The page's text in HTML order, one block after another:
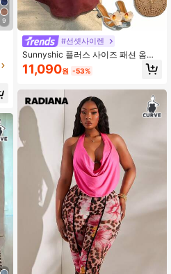
9
#선셋사이렌
Sunnyshic 플러스 사이즈 패션 옴브
레 카울 넥 탑과 피쉬 테일 스커트 2피
스 세트, 해변 휴가에 적합
11,090원 -53%